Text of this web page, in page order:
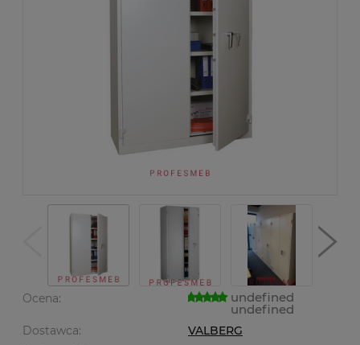
Ocena: undefined
undefined
Dostawca:
VALBERG